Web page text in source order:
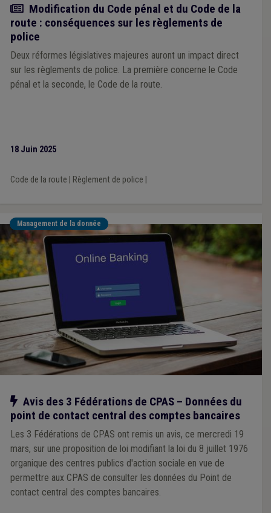
Actualité
Modification du Code pénal et du Code de la
route : conséquences sur les règlements de
police
Deux réformes législatives majeures auront un impact direct
sur les règlements de police. La première concerne le Code
pénal et la seconde, le Code de la route.
18 Juin 2025
Code de la route Règlement de police
Management de la donnée
Notre action
Avis des 3 Fédérations de CPAS – Données du
point de contact central des comptes bancaires
Les 3 Fédérations de CPAS ont remis un avis, ce mercredi 19
mars, sur une proposition de loi modifiant la loi du 8 juillet 1976
organique des centres publics d'action sociale en vue de
permettre aux CPAS de consulter les données du Point de
contact central des comptes bancaires.